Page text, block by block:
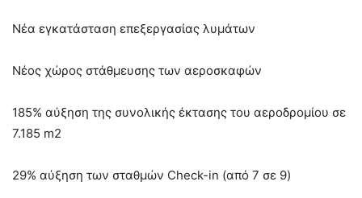
Νέα εγκατάσταση επεξεργασίας λυμάτων
Νέος χώρος στάθμευσης των αεροσκαφών
185% αύξηση της συνολικής έκτασης του αεροδρομίου σε
7.185 m2
29% αύξηση των σταθμών Check-in (από 7 σε 9)